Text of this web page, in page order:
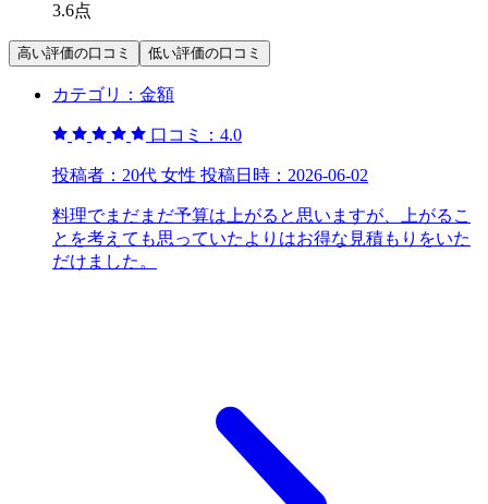
3.6点
高い評価の口コミ 低い評価の口コミ
カテゴリ： 金額
口コミ： 4.0
投稿者： 20代 女性 投稿日時： 2026-06-02
料理でまだまだ予算は上がると思いますが、上がるこ
とを考えても思っていたよりはお得な見積もりをいた
だけました。